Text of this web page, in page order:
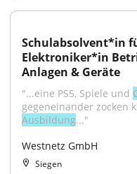
Schulabsolvent*in
Elektroniker*in
Anlagen & Geräte
"...eine PS5, Spiele und
Ausbildung..."
Westnetz GmbH
Siegen